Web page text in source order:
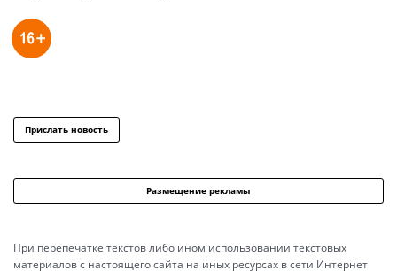
Прислать новость
Размещение рекламы
При перепечатке текстов либо ином использовании текстовых
материалов с настоящего сайта на иных ресурсах в сети Интернет